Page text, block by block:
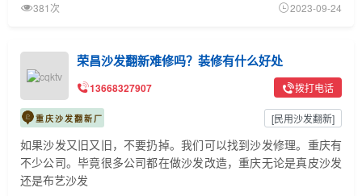
381次 2023-09-24
荣昌沙发翻新难修吗？装修有什么好处
13668327907 拨打电话
重庆沙发翻新厂 [民用沙发翻新]
如果沙发又旧又旧，不要扔掉。我们可以找到沙发修理。重庆有
不少公司。毕竟很多公司都在做沙发改造，重庆无论是真皮沙发
还是布艺沙发